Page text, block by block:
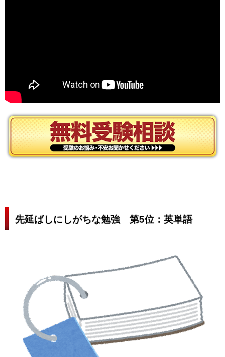
先延ばしにしがちな勉強 第5位：英単語